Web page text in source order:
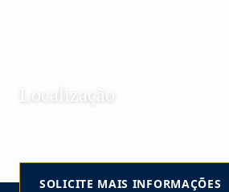
Localização
SOLICITE MAIS INFORMAÇÕES